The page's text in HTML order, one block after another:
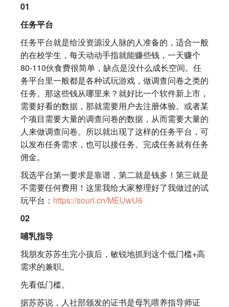
01
任务平台
任务平台就是给没资源没人脉的人准备的，适合一般
的在校学生，每天动动手指就能赚些钱，一天赚个
80-110伙食费很简单，缺点是没什么成长空间。任
务平台里一般都是各种试玩游戏，做调查问卷之类的
任务。那这些钱从哪里来？就好比一个软件新上市，
需要好看的数据，那就需要用户去注册体验。或者某
个项目需要大量的调查问卷的数据，从而需要大量的
人来做调查问卷。所以就出现了这样的任务平台，可
以发布任务需求，也可以接任务。完成任务就有任务
佣金。
我选平台第一要求是靠谱，第二就是钱多！第三就是
不需要任何费用！这里我给大家整理好了我做过的试
玩平台： https://sourl.cn/MEUwU6
02
哺乳指导
我朋友苏苏生完小孩后，敏锐地抓到这个低门槛+高
需求的兼职。
先看低门槛。
据苏苏说，人社部颁发的证书是母乳喂养指导师证